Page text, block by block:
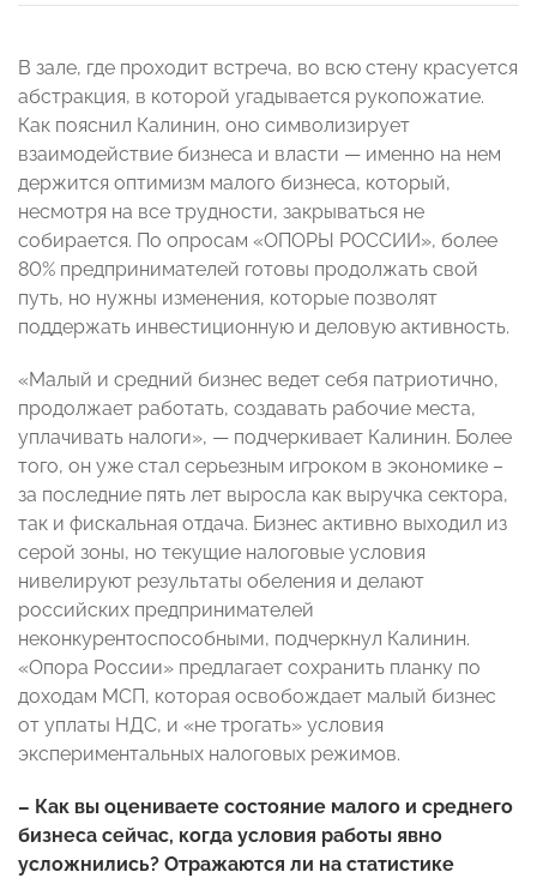
В зале, где проходит встреча, во всю стену красуется
абстракция, в которой угадывается рукопожатие.
Как пояснил Калинин, оно символизирует
взаимодействие бизнеса и власти — именно на нем
держится оптимизм малого бизнеса, который,
несмотря на все трудности, закрываться не
собирается. По опросам «ОПОРЫ РОССИИ», более
80% предпринимателей готовы продолжать свой
путь, но нужны изменения, которые позволят
поддержать инвестиционную и деловую активность.
«Малый и средний бизнес ведет себя патриотично,
продолжает работать, создавать рабочие места,
уплачивать налоги», — подчеркивает Калинин. Более
того, он уже стал серьезным игроком в экономике –
за последние пять лет выросла как выручка сектора,
так и фискальная отдача. Бизнес активно выходил из
серой зоны, но текущие налоговые условия
нивелируют результаты обеления и делают
российских предпринимателей
неконкурентоспособными, подчеркнул Калинин.
«Опора России» предлагает сохранить планку по
доходам МСП, которая освобождает малый бизнес
от уплаты НДС, и «не трогать» условия
экспериментальных налоговых режимов.
– Как вы оцениваете состояние малого и среднего
бизнеса сейчас, когда условия работы явно
усложнились? Отражаются ли на статистике